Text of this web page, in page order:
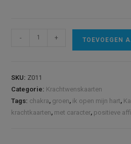
aantal
- + TOEVOEGEN
SKU: Z011
Categorie: Krachtwenskaarten
Tags: chakra, groen, ik open mijn hart,
krachtkaarten, met caracter, positieve